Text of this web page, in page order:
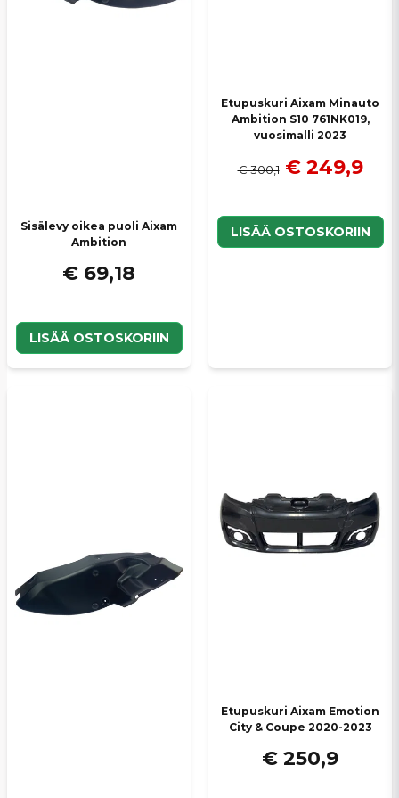
Sisälevy oikea puoli Aixam
Ambition
€ 69,18
LISÄÄ OSTOSKORIIN
Etupuskuri Aixam Minauto
Ambition S10 761NK019,
vuosimalli 2023
€ 300,1 € 249,9
LISÄÄ OSTOSKORIIN
Etupuskuri Aixam Emotion
City & Coupe 2020-2023
€ 250,9
Lähetä kysymys